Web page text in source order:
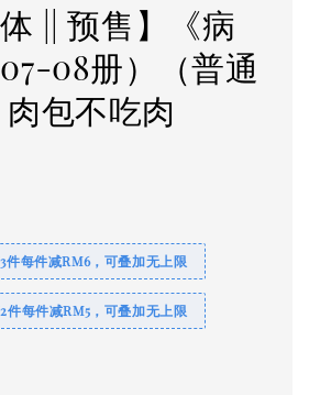
体 || 预售】《病
08册）（普通
包不吃肉
件每件减RM6，可叠加无上限
件每件减RM5，可叠加无上限